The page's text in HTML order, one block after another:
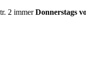
2 immerDonnerstags